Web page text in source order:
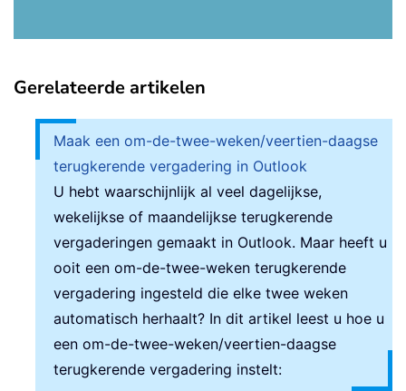
Gerelateerde artikelen
Maak een om-de-twee-weken/veertien-daagse
terugkerende vergadering in Outlook
U hebt waarschijnlijk al veel dagelijkse,
wekelijkse of maandelijkse terugkerende
vergaderingen gemaakt in Outlook. Maar heeft u
ooit een om-de-twee-weken terugkerende
vergadering ingesteld die elke twee weken
automatisch herhaalt? In dit artikel leest u hoe u
een om-de-twee-weken/veertien-daagse
terugkerende vergadering instelt: